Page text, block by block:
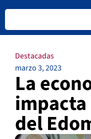
Destacadas
marzo 3, 2023
La
del